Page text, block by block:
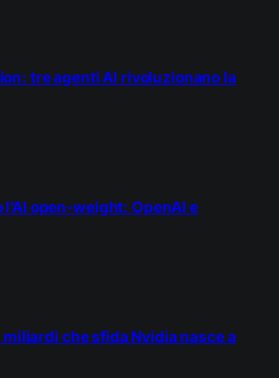
tre agenti AI rivoluzionano la
open-weight: OpenAI e
che sfida Nvidia nasce a